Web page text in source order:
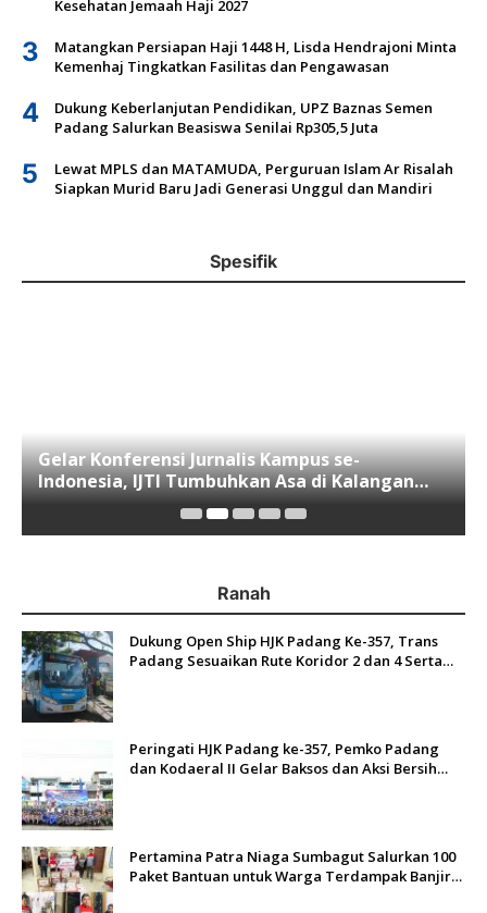
Kesehatan Jemaah Haji 2027
3
Matangkan Persiapan Haji 1448 H, Lisda Hendrajoni Minta
Kemenhaj Tingkatkan Fasilitas dan Pengawasan
4
Dukung Keberlanjutan Pendidikan, UPZ Baznas Semen
Padang Salurkan Beasiswa Senilai Rp305,5 Juta
5
Lewat MPLS dan MATAMUDA, Perguruan Islam Ar Risalah
Siapkan Murid Baru Jadi Generasi Unggul dan Mandiri
Spesifik
Gelar Konferensi Jurnalis Kampus se-
Indonesia, IJTI Tumbuhkan Asa di Kalangan
Jurnalis Muda di Era Disruspi Digital
Ranah
Dukung Open Ship HJK Padang Ke-357, Trans
Padang Sesuaikan Rute Koridor 2 dan 4 Serta
Peringati HJK Padang ke-357, Pemko Padang
dan Kodaeral II Gelar Baksos dan Aksi Bersih
Pertamina Patra Niaga Sumbagut Salurkan 100
Paket Bantuan untuk Warga Terdampak Banjir